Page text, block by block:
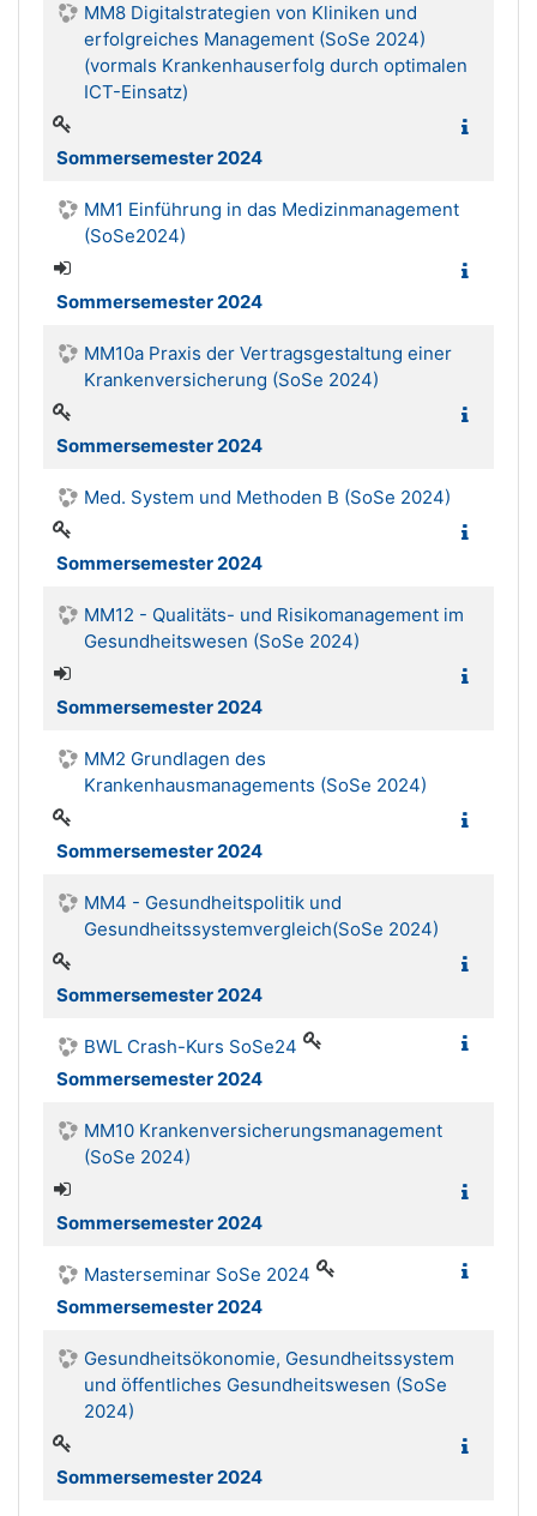
MM8 Digitalstrategien von Kliniken und
erfolgreiches Management (SoSe 2024)
(vormals Krankenhauserfolg durch optimalen
ICT-Einsatz)
Sommersemester 2024
MM1 Einführung in das Medizinmanagement
(SoSe2024)
Sommersemester 2024
MM10a Praxis der Vertragsgestaltung einer
Krankenversicherung (SoSe 2024)
Sommersemester 2024
Med. System und Methoden B (SoSe 2024)
Sommersemester 2024
MM12 - Qualitäts- und Risikomanagement im
Gesundheitswesen (SoSe 2024)
Sommersemester 2024
MM2 Grundlagen des
Krankenhausmanagements (SoSe 2024)
Sommersemester 2024
MM4 - Gesundheitspolitik und
Gesundheitssystemvergleich(SoSe 2024)
Sommersemester 2024
BWL Crash-Kurs SoSe24
Sommersemester 2024
MM10 Krankenversicherungsmanagement
(SoSe 2024)
Sommersemester 2024
Masterseminar SoSe 2024
Sommersemester 2024
Gesundheitsökonomie, Gesundheitssystem
und öffentliches Gesundheitswesen (SoSe
2024)
Sommersemester 2024